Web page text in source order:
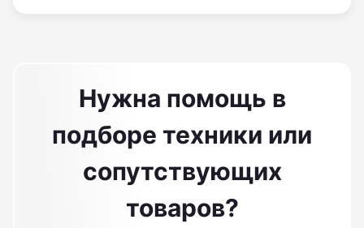
Нужна помощь в
подборе техники или
сопутствующих
товаров?